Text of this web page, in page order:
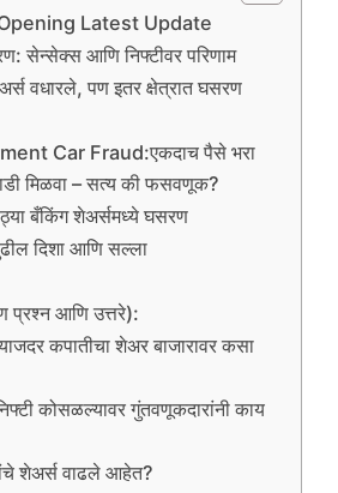
Latest Update
सेन्सेक्स आणि निफ्टीवर परिणाम
वधारले, पण इतर क्षेत्रात घसरण
Car Fraud:एकदाच पैसे भरा
मिळवा – सत्य की फसवणूक?
बँकिंग शेअर्समध्ये घसरण
दिशा आणि सल्ला
प्रश्न आणि उत्तरे):
कपातीचा शेअर बाजारावर कसा
कोसळल्यावर गुंतवणूकदारांनी काय
शेअर्स वाढले आहेत?